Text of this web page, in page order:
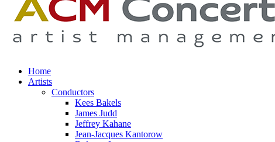
Home
Artists
Conductors
Kees Bakels
James Judd
Jeffrey Kahane
Jean-Jacques Kantorow